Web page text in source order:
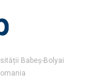
Babeș-Bolyai